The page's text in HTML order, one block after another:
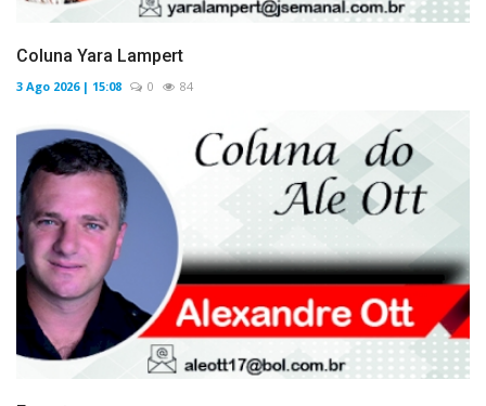
Coluna Yara Lampert
3 Ago 2026 | 15:08 0 84